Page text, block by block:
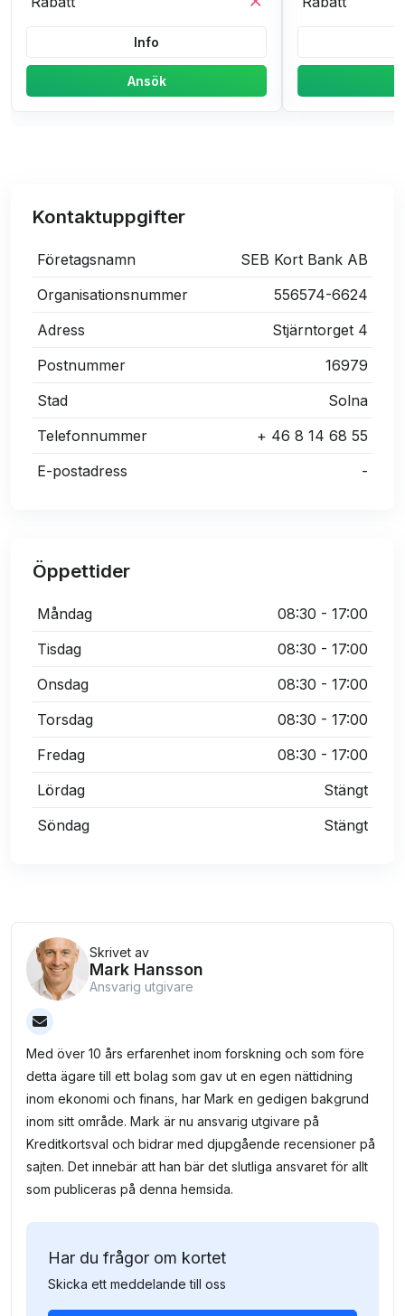
Info
Ansök
Kontaktuppgifter
Företagsnamn
SEB Kort Bank AB
Organisationsnummer
556574-6624
Adress
Stjärntorget 4
Postnummer
16979
Stad
Solna
Telefonnummer
+ 46 8 14 68 55
E-postadress
-
Öppettider
Måndag
08:30 - 17:00
Tisdag
08:30 - 17:00
Onsdag
08:30 - 17:00
Torsdag
08:30 - 17:00
Fredag
08:30 - 17:00
Lördag
Stängt
Söndag
Stängt
Skrivet av
Mark Hansson
Ansvarig utgivare
Med över 10 års erfarenhet inom forskning och som före
detta ägare till ett bolag som gav ut en egen nättidning
inom ekonomi och finans, har Mark en gedigen bakgrund
inom sitt område. Mark är nu ansvarig utgivare på
Kreditkortsval och bidrar med djupgående recensioner på
sajten. Det innebär att han bär det slutliga ansvaret för allt
som publiceras på denna hemsida.
Har du frågor om kortet
Skicka ett meddelande till oss